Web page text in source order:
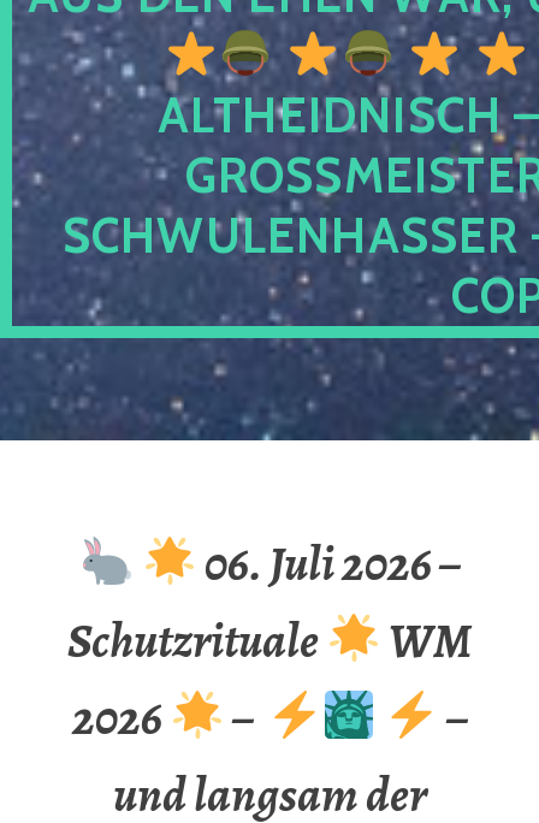
ALTHEIDNISCH
CHWULENHASSER
06. Juli 2026 –
Schutzrituale
WM
2026
–
–
und langsam der